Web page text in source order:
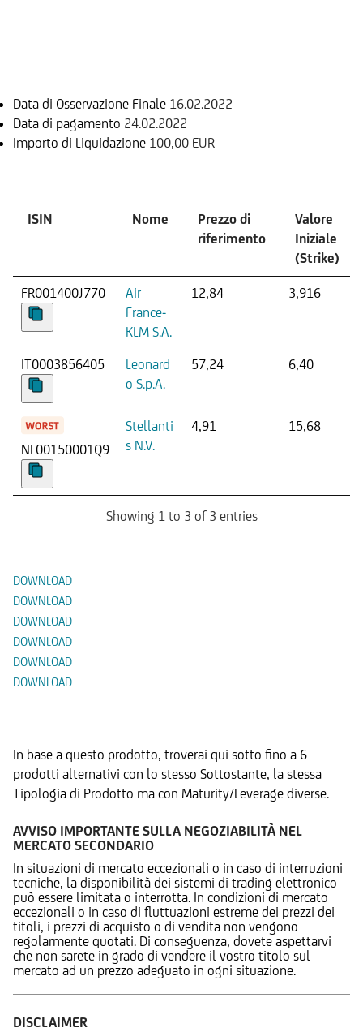
Data di Osservazione Finale 16.02.2022
Data di pagamento 24.02.2022
Importo di Liquidazione 100,00 EUR
ISIN Nome
Prezzo di
riferimento
Valore
Iniziale
(Strike)
FR001400J770
Air
France-
KLM S.A.
12,84 3,916
IT0003856405
Leonard
o S.p.A.
57,24 6,40
NL00150001Q9
Stellanti
s N.V.
4,91 15,68
Showing 1 to 3 of 3 entries
DOWNLOAD
DOWNLOAD
DOWNLOAD
DOWNLOAD
DOWNLOAD
DOWNLOAD
In base a questo prodotto, troverai qui sotto fino a 6
prodotti alternativi con lo stesso Sottostante, la stessa
Tipologia di Prodotto ma con Maturity/Leverage diverse.
AVVISO IMPORTANTE SULLA NEGOZIABILITÀ NEL
MERCATO SECONDARIO
In situazioni di mercato eccezionali o in caso di interruzioni
tecniche, la disponibilità dei sistemi di trading elettronico
può essere limitata o interrotta. In condizioni di mercato
eccezionali o in caso di fluttuazioni estreme dei prezzi dei
titoli, i prezzi di acquisto o di vendita non vengono
regolarmente quotati. Di conseguenza, dovete aspettarvi
che non sarete in grado di vendere il vostro titolo sul
mercato ad un prezzo adeguato in ogni situazione.
DISCLAIMER